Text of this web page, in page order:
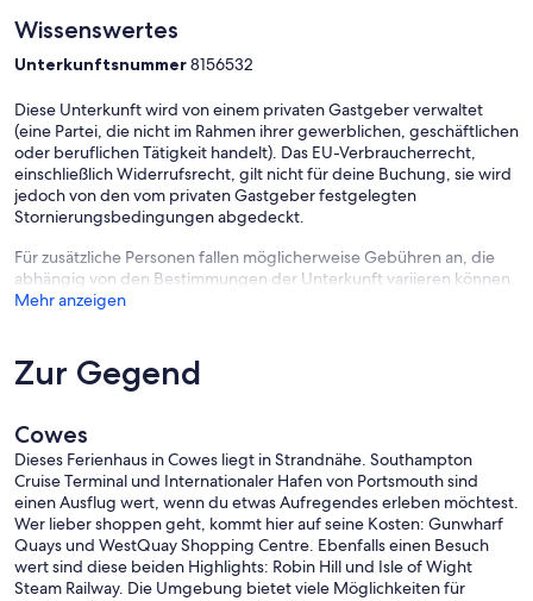
Wissenswertes
Unterkunftsnummer8156532
Diese Unterkunft wird von einem privaten Gastgeber verwaltet
(eine Partei, die nicht im Rahmen ihrer gewerblichen, geschäftlichen
oder beruflichen Tätigkeit handelt). Das EU-Verbraucherrecht,
einschließlich Widerrufsrecht, gilt nicht für deine Buchung, sie wird
jedoch von den vom privaten Gastgeber festgelegten
Stornierungsbedingungen abgedeckt.
Für zusätzliche Personen fallen möglicherweise Gebühren an, die
abhängig von den Bestimmungen der Unterkunft variieren können.
Mehr anzeigen
Zur Gegend
Cowes
Dieses Ferienhaus in Cowes liegt in Strandnähe. Southampton
Cruise Terminal und Internationaler Hafen von Portsmouth sind
einen Ausflug wert, wenn du etwas Aufregendes erleben möchtest.
Wer lieber shoppen geht, kommt hier auf seine Kosten: Gunwharf
Quays und WestQuay Shopping Centre. Ebenfalls einen Besuch
wert sind diese beiden Highlights: Robin Hill und Isle of Wight
Steam Railway. Die Umgebung bietet viele Möglichkeiten für